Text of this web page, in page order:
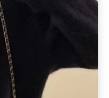
건
[EatingNOW
ㅣ
추
천